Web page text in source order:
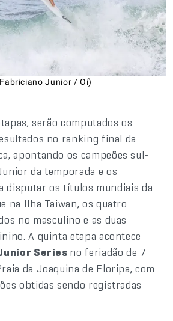
Junior / Oi)
serão computados os
no ranking final da
apontando os campeões sul-
da temporada e os
disputar os títulos mundiais da
na Ilha Taiwan, os quatro
no masculino e as duas
A quinta etapa acontece
Series no feriadão de 7
da Joaquina de Floripa, com
obtidas sendo registradas